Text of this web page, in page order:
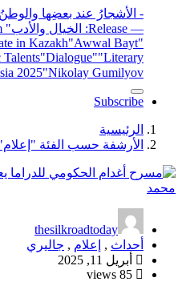
- الأشجارُ عند بعضِها
— Release
: الخيال والأدب
in Kazakh"Awwal Bayt"
Talents"Dialogue""Literary
2025"Nikolay Gumilyov و poet
Subscribe
الرئيسية
الأرشفة حسب الفئة
thesilkroadtoday
أحداث , إعلام , جاليري
أبريل 11, 2025